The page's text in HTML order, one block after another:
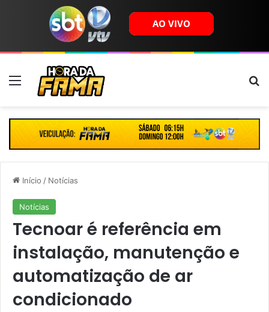
Menu
Início / Notícias
Notícias
Tecnoar é referência em
instalação, manutenção e
automatização de ar
condicionado